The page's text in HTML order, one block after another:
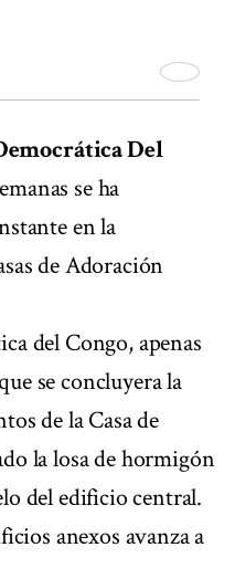
Del
se ha
en la
de Adoración
del Congo, apenas
se concluyera la
de la Casa de
la losa de hormigón
del edificio central.
anexos avanza a